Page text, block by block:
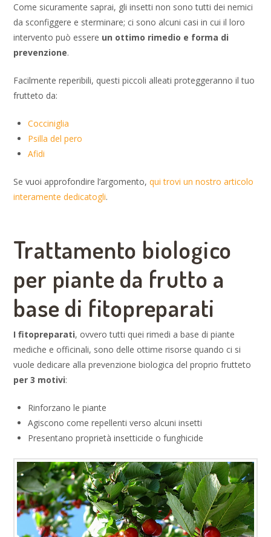
Come sicuramente saprai, gli insetti non sono tutti dei nemici
da sconfiggere e sterminare; ci sono alcuni casi in cui il loro
intervento può essere un ottimo rimedio e forma di
prevenzione.
Facilmente reperibili, questi piccoli alleati proteggeranno il tuo
frutteto da:
Cocciniglia
Psilla del pero
Afidi
Se vuoi approfondire l’argomento,qui trovi un nostro articolo
interamente dedicatogli.
Trattamento biologico
per piante da frutto a
base di fitopreparati
I fitopreparati, ovvero tutti quei rimedi a base di piante
mediche e officinali, sono delle ottime risorse quando ci si
vuole dedicare alla prevenzione biologica del proprio frutteto
per 3 motivi:
Rinforzano le piante
Agiscono come repellenti verso alcuni insetti
Presentano proprietà insetticide o funghicide